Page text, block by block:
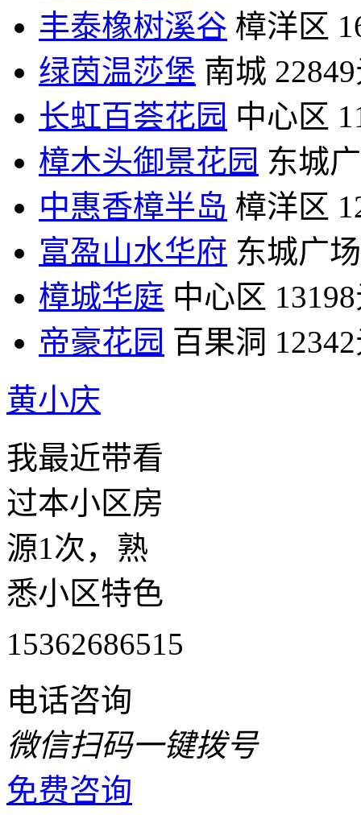
丰泰橡树溪谷 樟洋区
绿茵温莎堡 南城
长虹百荟花园 中心区
樟木头御景花园 东城
中惠香樟半岛 樟洋区
富盈山水华府 东城广场
樟城华庭 中心区
帝豪花园 百果洞
黄小庆
我最近带看
过本小区房
源1次，熟
悉小区特色
15362686515
电话咨询
微信扫码一键拨号
免费咨询